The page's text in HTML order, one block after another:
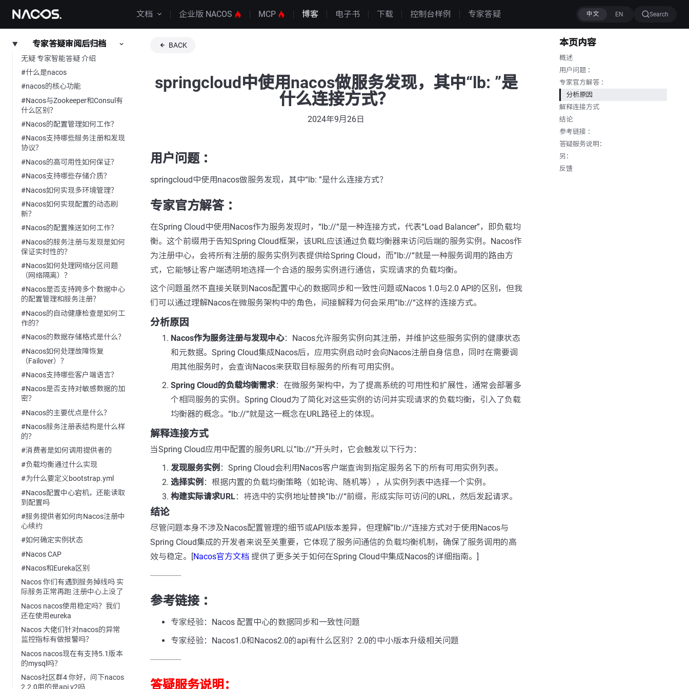
文档 企业版 NACOS MCP 博客 电子书 下载 控制台样例 专家答疑 Search
专家答疑审阅后归档
无疑 专家智能答疑 介绍
#什么是nacos
#nacos的核心功能
#Nacos与Zookeeper和Consul有
什么区别？
#Nacos的配置管理如何工作？
#Nacos支持哪些服务注册和发现
协议？
#Nacos的高可用性如何保证？
#Nacos支持哪些存储介质？
#Nacos如何实现多环境管理？
#Nacos如何实现配置的动态刷
新？
#Nacos的配置推送如何工作？
#Nacos的服务注册与发现是如何
保证实时性的？
#Nacos如何处理网络分区问题
（网络隔离）？
#Nacos是否支持跨多个数据中心
的配置管理和服务注册？
#Nacos的自动健康检查是如何工
作的？
#Nacos的数据存储格式是什么？
#Nacos如何处理故障恢复
（Failover）？
#Nacos支持哪些客户端语言？
#Nacos是否支持对敏感数据的加
密？
#Nacos的主要优点是什么？
#Nacos服务注册表结构是什么样
的？
#消费者是如何调用提供者的
#负载均衡通过什么实现
#为什么要定义bootstrap.yml
#Nacos配置中心宕机，还能读取
到配置吗
#服务提供者如何向Nacos注册中
心续约
#如何确定实例状态
#Nacos CAP
#Nacos和Eureka区别
Nacos 你们有遇到服务掉线吗 实
际服务正常再跑 注册中心上没了
Nacos nacos使用稳定吗？我们
还在使用eureka
Nacos 大佬们针对nacos的异常
监控指标有做报警吗？
Nacos nacos现在有支持5.1版本
的mysql吗？
Nacos社区群4 你好，问下nacos
2.2.0用的是api v2吗
BACK
springcloud中使用nacos做服务发现，其中“lb: ”是
什么连接方式？
2024年9月26日
用户问题 ：
springcloud中使用nacos做服务发现，其中“lb: ”是什么连接方式？
专家官方解答 ：
在Spring Cloud中使用Nacos作为服务发现时，“lb://“是一种连接方式，代表“Load Balancer”，即负载均
衡。这个前缀用于告知Spring Cloud框架，该URL应该通过负载均衡器来访问后端的服务实例。Nacos作
为注册中心，会将所有注册的服务实例列表提供给Spring Cloud，而”lb://“就是一种服务调用的路由方
式，它能够让客户端透明地选择一个合适的服务实例进行通信，实现请求的负载均衡。
这个问题虽然不直接关联到Nacos配置中心的数据同步和一致性问题或Nacos 1.0与2.0 API的区别，但我
们可以通过理解Nacos在微服务架构中的角色，间接解释为何会采用”lb://“这样的连接方式。
分析原因
Nacos作为服务注册与发现中心：Nacos允许服务实例向其注册，并维护这些服务实例的健康状态
和元数据。Spring Cloud集成Nacos后，应用实例启动时会向Nacos注册自身信息，同时在需要调
用其他服务时，会查询Nacos来获取目标服务的所有可用实例。
Spring Cloud的负载均衡需求：在微服务架构中，为了提高系统的可用性和扩展性，通常会部署多
个相同服务的实例。Spring Cloud为了简化对这些实例的访问并实现请求的负载均衡，引入了负载
均衡器的概念。“lb://“就是这一概念在URL路径上的体现。
解释连接方式
当Spring Cloud应用中配置的服务URL以”lb://“开头时，它会触发以下行为：
发现服务实例 ：Spring Cloud会利用Nacos客户端查询到指定服务名下的所有可用实例列表。
选择实例 ：根据内置的负载均衡策略（如轮询、随机等），从实例列表中选择一个实例。
构建实际请求URL：将选中的实例地址替换”lb://“前缀，形成实际可访问的URL，然后发起请求。
结论
尽管问题本身不涉及Nacos配置管理的细节或API版本差异，但理解”lb://“连接方式对于使用Nacos与
Spring Cloud集成的开发者来说至关重要，它体现了服务间通信的负载均衡机制，确保了服务调用的高
效与稳定。[Nacos官方文档 提供了更多关于如何在Spring Cloud中集成Nacos的详细指南。]
---------------
参考链接 ：
专家经验：Nacos 配置中心的数据同步和一致性问题
专家经验：Nacos1.0和Nacos2.0的api有什么区别？2.0的中小版本升级相关问题
---------------
答疑服务说明：
本页内容
概述
用户问题 ：
专家官方解答 ：
分析原因
解释连接方式
结论
参考链接 ：
答疑服务说明：
另：
反馈